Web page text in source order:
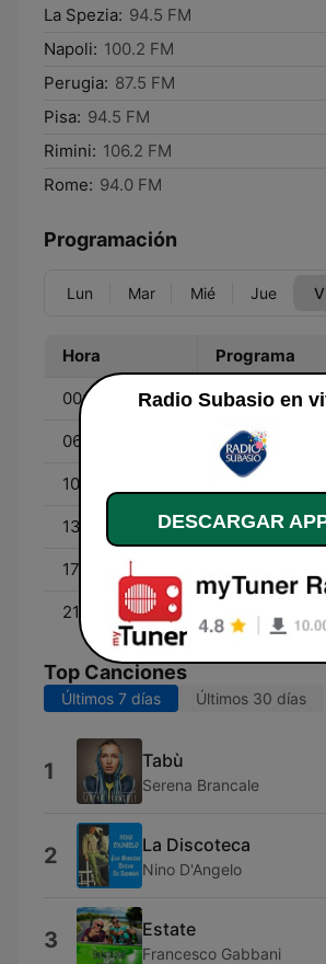
La Spezia: 94.5 FM
Napoli: 100.2 FM
Perugia: 87.5 FM
Pisa: 94.5 FM
Rimini: 106.2 FM
Rome: 94.0 FM
Programación
Lun Mar Mié Jue
Hora Programa
00:00 - 06:00 Francesca
06:00 - 10:00 Roberto
10:00 - 13:00 Stefano
13:00 - 17:00 Leonardo
17:00 - 21:00
21:00 - 00:00 Vera Torrisi
Top Canciones
Últimos 7 días Últimos 30 días
1 Tabù
Serena Brancale
2 La Discoteca
Nino D'Angelo
3 Estate
Francesco Gabbani
Radio Subasio en
DESCARGAR